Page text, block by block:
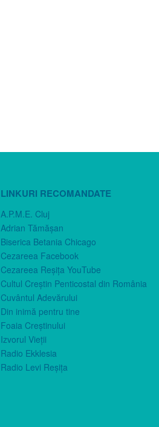
LINKURI RECOMANDATE
A.P.M.E. Cluj
Adrian Tămăşan
Biserica Betania Chicago
Cezareea Facebook
Cezareea Reşiţa YouTube
Cultul Creştin Penticostal din România
Cuvântul Adevărului
Din inimă pentru tine
Foaia Creştinului
Izvorul Vieţii
Radio Ekklesia
Radio Levi Reşiţa